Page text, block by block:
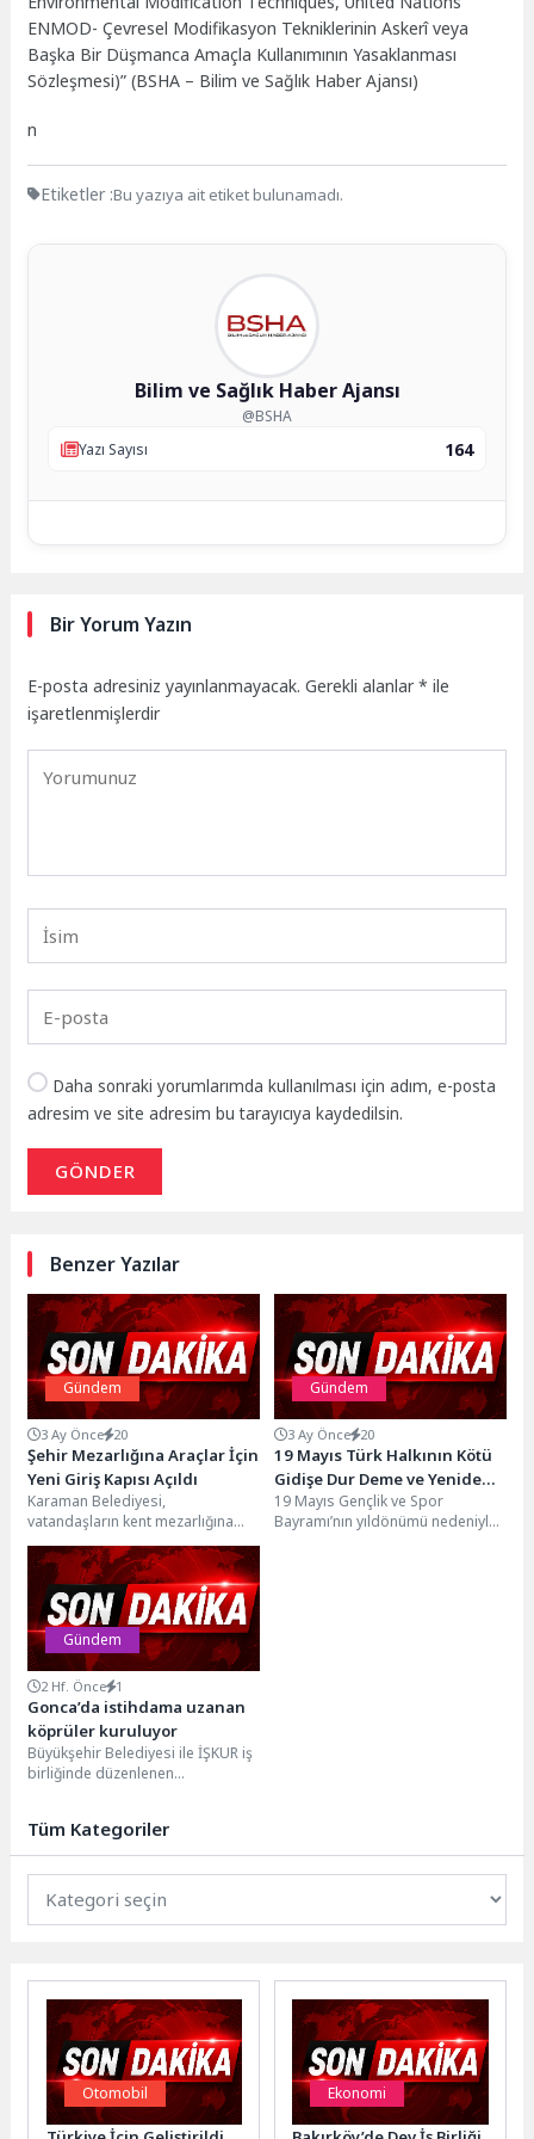
ENMOD- Çevresel Modifikasyon Tekniklerinin Askerî veya
Başka Bir Düşmanca Amaçla Kullanımının Yasaklanması
Sözleşmesi)” (BSHA – Bilim ve Sağlık Haber Ajansı)
n
Etiketler :Bu yazıya ait etiket bulunamadı.
Bilim ve Sağlık Haber Ajansı
@BSHA
Yazı Sayısı
164
Bir Yorum Yazın
E-posta adresiniz yayınlanmayacak. Gerekli alanlar* ile
işaretlenmişlerdir
Daha sonraki yorumlarımda kullanılması için adım, e-posta
adresim ve site adresim bu tarayıcıya kaydedilsin.
GÖNDER
Benzer Yazılar
Gündem
3 Ay Önce 20
Şehir Mezarlığına Araçlar İçin
Yeni Giriş Kapısı Açıldı
Karaman Belediyesi,
vatandaşların kent mezarlığına
daha rahat ve kolay ulaşım
sağlayabilmesi için kent
mezarlığının doğu...
Gündem
3 Ay Önce 20
19 Mayıs Türk Halkının Kötü
Gidişe Dur Deme ve Yeniden
Küllerinden Doğma
İradesidir
19 Mayıs Gençlik ve Spor
Bayramı’nın yıldönümü nedeniyle
Gündem
2 Hf. Önce 1
Gonca’da istihdama uzanan
köprüler kuruluyor
Büyükşehir Belediyesi ile İŞKUR iş
birliğinde düzenlenen
bireyleri...
Tüm Kategoriler
Otomobil Ekonomi